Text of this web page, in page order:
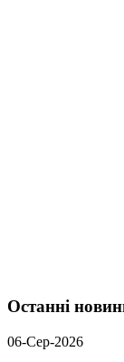
Останні
06-Сер-2026